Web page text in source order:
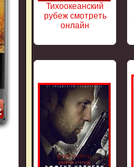
Тихоокеанский
рубеж смотреть
онлайн